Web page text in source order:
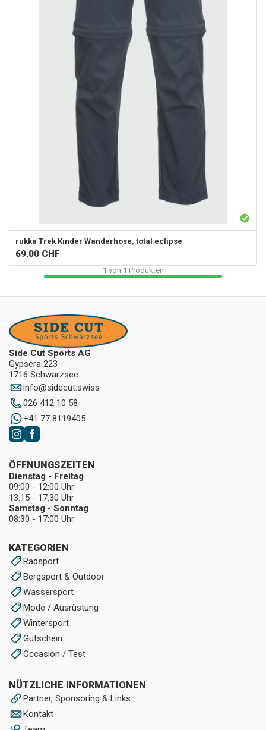
rukka Trek Kinder Wanderhose, total eclipse
69.00 CHF
1 von 1 Produkten
Side Cut Sports AG
Gypsera 223
1716 Schwarzsee
info@sidecut.swiss
026 412 10 58
+41 77 8119405
KATEGORIEN
Radsport
Bergsport & Outdoor
Wassersport
Mode / Ausrüstung
Wintersport
Gutschein
Occasion / Test
NÜTZLICHE INFORMATIONEN
Partner, Sponsoring & Links
Kontakt
ÖFFNUNGSZEITEN
Dienstag - Freitag
09:00 - 12:00 Uhr
13:15 - 17:30 Uhr
Samstag - Sonntag
08:30 - 17:00 Uhr